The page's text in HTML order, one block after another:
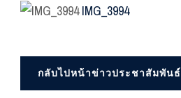
IMG_3994
กลับไปหน้าข่าวประชาสัมพันธ์